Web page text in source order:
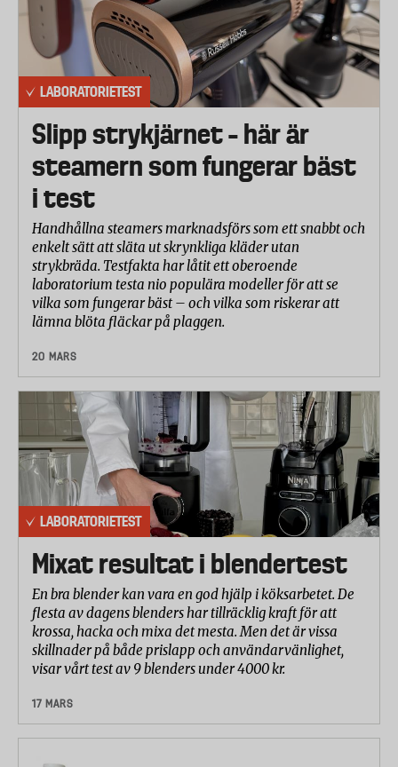
LABORATORIETEST
Slipp strykjärnet – här är
steamern som fungerar bäst
i test
Handhållna steamers marknadsförs som ett snabbt och
enkelt sätt att släta ut skrynkliga kläder utan
strykbräda. Testfakta har låtit ett oberoende
laboratorium testa nio populära modeller för att se
vilka som fungerar bäst – och vilka som riskerar att
lämna blöta fläckar på plaggen.
20 MARS
LABORATORIETEST
Mixat resultat i blendertest
En bra blender kan vara en god hjälp i köksarbetet. De
flesta av dagens blenders har tillräcklig kraft för att
krossa, hacka och mixa det mesta. Men det är vissa
skillnader på både prislapp och användarvänlighet,
visar vårt test av 9 blenders under 4000 kr.
17 MARS